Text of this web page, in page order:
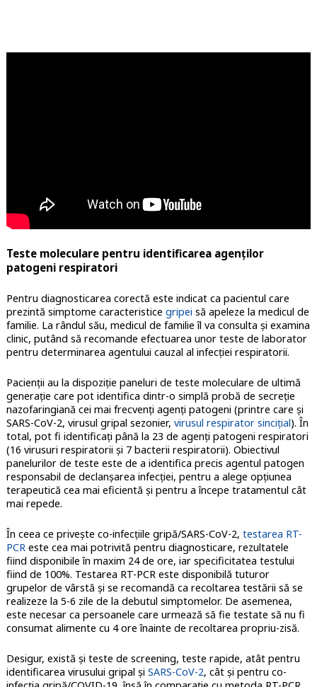
Teste moleculare pentru identificarea agenților
patogeni respiratori
Pentru diagnosticarea corectă este indicat ca pacientul care
prezintă simptome caracteristice gripei să apeleze la medicul de
familie. La rândul său, medicul de familie îl va consulta și examina
clinic, putând să recomande efectuarea unor teste de laborator
pentru determinarea agentului cauzal al infecției respiratorii.
Pacienții au la dispoziție paneluri de teste moleculare de ultimă
generație care pot identifica dintr-o simplă probă de secreție
nazofaringiană cei mai frecvenți agenți patogeni (printre care și
SARS-CoV-2, virusul gripal sezonier, virusul respirator sincițial). În
total, pot fi identificați până la 23 de agenți patogeni respiratori
(16 virusuri respiratorii și 7 bacterii respiratorii). Obiectivul
panelurilor de teste este de a identifica precis agentul patogen
responsabil de declanșarea infecției, pentru a alege opțiunea
terapeutică cea mai eficientă și pentru a începe tratamentul cât
mai repede.
În ceea ce privește co-infecțiile gripă/SARS-CoV-2, testarea RT-
PCReste cea mai potrivită pentru diagnosticare, rezultatele
fiind disponibile în maxim 24 de ore, iar specificitatea testului
fiind de 100%. Testarea RT-PCR este disponibilă tuturor
grupelor de vârstă și se recomandă ca recoltarea testării să se
realizeze la 5-6 zile de la debutul simptomelor. De asemenea,
este necesar ca persoanele care urmează să fie testate să nu fi
consumat alimente cu 4 ore înainte de recoltarea propriu-zisă.
Desigur, există și teste de screening, teste rapide, atât pentru
identificarea virusului gripal și SARS-CoV-2, cât și pentru co-